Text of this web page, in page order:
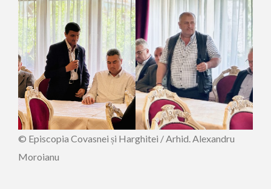
© Episcopia Covasnei și Harghitei / Arhid. Alexandru
Moroianu